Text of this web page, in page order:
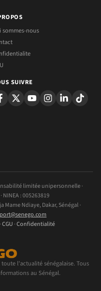
sommes-nous
SUIVRE
limitée unipersonnelle ·
NINEA : 005263819
Ndiaye, Dakar, Sénégal ·
·CGU ·Confidentialité
l'actualité sénégalaise. Tous
au Sénégal.